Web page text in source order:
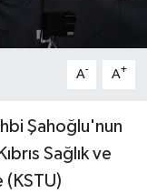
A- A+
Şahoğlu'nun
Sağlık ve